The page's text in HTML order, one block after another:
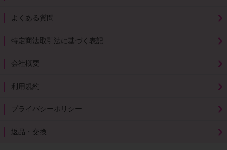
よくある質問
特定商法取引法に基づく表記
会社概要
利用規約
プライバシーポリシー
返品・交換